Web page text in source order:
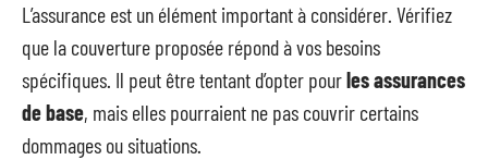
L’assurance est un élément important à considérer. Vérifiez
que la couverture proposée répond à vos besoins
spécifiques. Il peut être tentant d’opter pourles assurances
de base, mais elles pourraient ne pas couvrir certains
dommages ou situations.